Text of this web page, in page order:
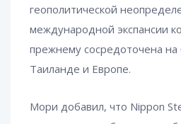
геополитической
международной экспансии
прежнему сосредоточена
Таиланде и Европе.
Мори добавил, что Nippon